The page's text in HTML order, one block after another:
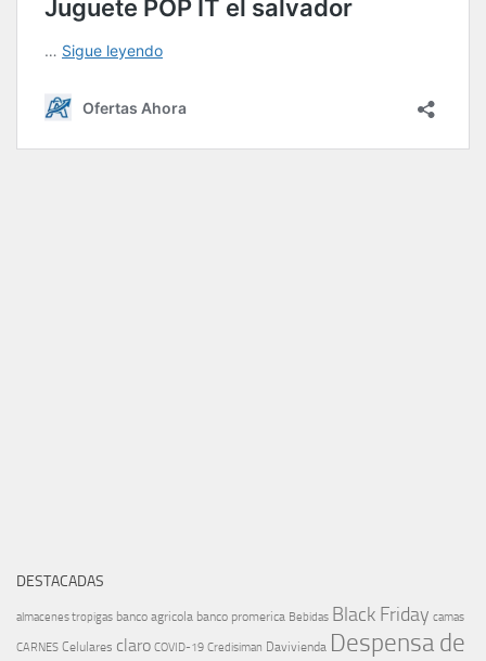
DESTACADAS
almacenes tropigas banco agricola banco promerica Bebidas Black Friday camas
CARNES Celulares claro COVID-19 Credisiman Davivienda Despensa de